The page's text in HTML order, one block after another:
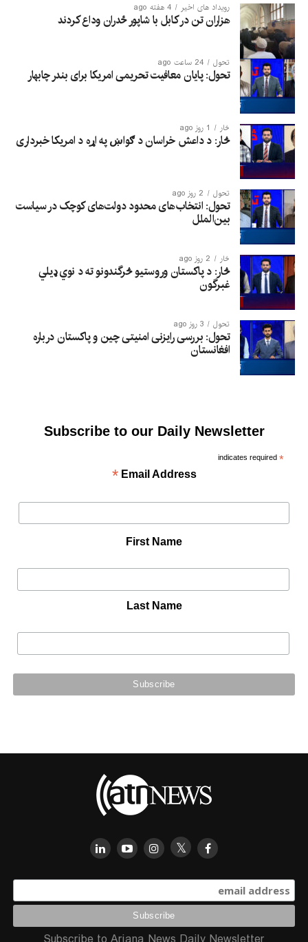
رویداد های اخیر 4 هفته ago
هزاران تن در کابل با شاپور ځدران وداع کردند
تحول 24 ساعت ago
تحول: پایان معافیت تحریمی امریکا برای بندر چابهار
څار 1 روز ago
څار: د داعش خراسان د ګواښ په اړه د امریکا خبرداری
تحول 2 روز ago
تحول: انتخاب‌های محدود دولت‌های کوچک در سیاست
بین‌الملل
څار 2 روز ago
څار: د پاکستان وروستیو څرگندونو ته د نوي ډیلي
غبرگون
تحول 3 روز ago
تحول: بررسی رایزنی امنیتی چین و پاکستان درباره
افغانستان
Subscribe to our Daily Newsletter
*
indicates required
Email Address
*
First Name
Last Name